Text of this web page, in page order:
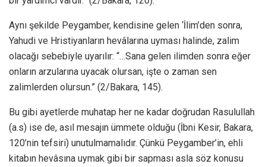
Aynı şekilde Peygamber, kendisine gelen ‘İlim’den sonra,
Yahudi ve Hristiyanların hevâlarına uyması halinde, zalim
olacağı sebebiyle uyarılır: “…Sana gelen ilimden sonra eğer
onların arzularına uyacak olursan, işte o zaman sen
zalimlerden olursun.” (2/Bakara, 145).
Bu gibi ayetlerde muhatap her ne kadar doğrudan Rasulullah
(a.s) ise de, asıl mesajın ümmete olduğu (İbni Kesir, Bakara,
120’nin tefsiri) unutulmamalıdır. Çünkü Peygamber’in, ehli
kitabın hevâsına uymak gibi bir sapması asla söz konusu